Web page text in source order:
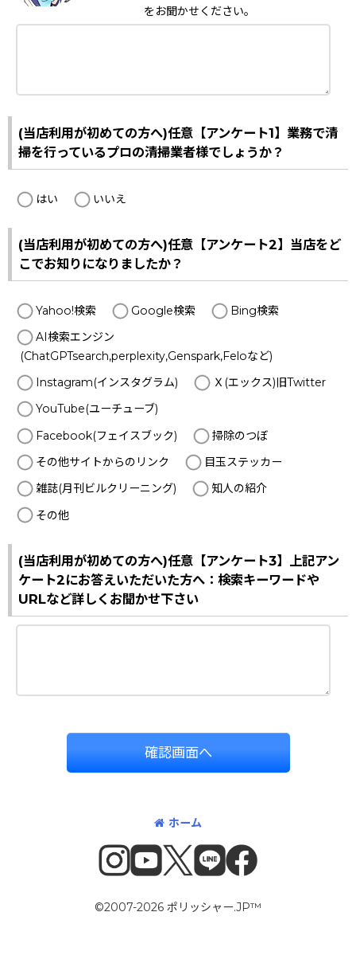
をお聞かせください。
(当店利用が初めての方へ)任意【アンケート1】業務で清
掃を行っているプロの清掃業者様でしょうか？
はい いいえ
(当店利用が初めての方へ)任意【アンケート2】当店をど
こでお知りになりましたか？
Yahoo!検索 Google検索
Bing検索
AI検索エンジン
(ChatGPTsearch,perplexity,Genspark,Feloなど)
Instagram(インスタグラム)
Ｘ(エックス)旧Twitter
YouTube(ユーチューブ)
Facebook(フェイスブック)
掃除のつぼ
その他サイトからのリンク
目玉ステッカー
雑誌(月刊ビルクリーニング)
知人の紹介
その他
(当店利用が初めての方へ)任意【アンケート3】上記アン
ケート2にお答えいただいた方へ：検索キーワードや
URLなど詳しくお聞かせ下さい
確認画面へ
ホーム
©2007-2026 ポリッシャー.JP™